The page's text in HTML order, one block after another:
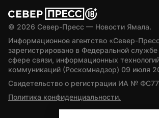
© 2026 Север-Пресс — Новости Ямала.
Информационное агентство «Север-
зарегистрировано в Федеральной службе
сфере связи, информационных
коммуникаций (Роскомнадзор) 09 июля
Свидетельство о регистрации ИА №
Политика конфиденциальности.